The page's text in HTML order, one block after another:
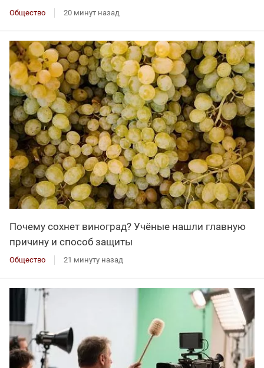
Общество 20 минут назад
Почему сохнет виноград? Учёные нашли главную
причину и способ защиты
Общество 21 минуту назад